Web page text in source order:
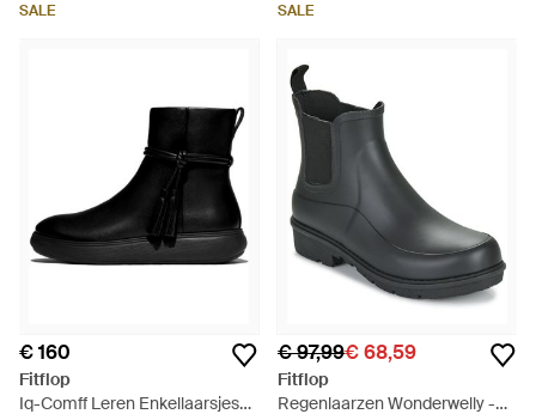
SALE SALE
€ 160
Fitflop
Iq-Comff Leren Enkellaarsjes
€ 97,99€ 68,59
Fitflop
Regenlaarzen Wonderwelly -